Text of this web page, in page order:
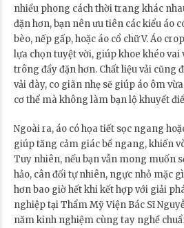
nhiều phong cách thời trang khác
đặn hơn, bạn nên ưu tiên các kiểu áo
bèo, nếp gấp, hoặc áo cổ chữ V. Áo
lựa chọn tuyệt vời, giúp khoe khéo vai
trông đầy đặn hơn. Chất liệu vải cũng
vải dày, co giãn nhẹ sẽ giúp áo ôm
cơ thể mà không làm bạn lộ khuyết
Ngoài ra, áo có họa tiết sọc ngang
giúp tăng cảm giác bề ngang, khiến
Tuy nhiên, nếu bạn vẫn mong muốn
hảo, cân đối tự nhiên, ngực nhỏ mặc
hơn bao giờ hết khi kết hợp với giải
nghiệp tại Thẩm Mỹ Viện Bác Sĩ
năm kinh nghiệm cùng tay nghề